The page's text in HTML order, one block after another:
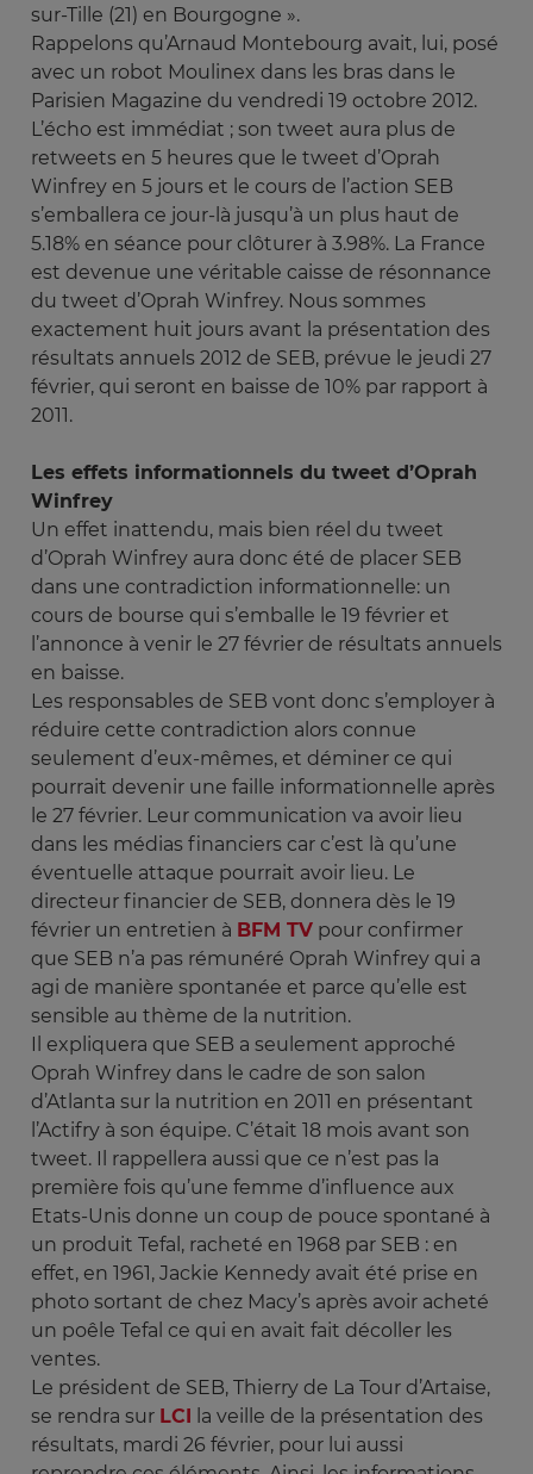
sur-Tille (21) en Bourgogne ».
Rappelons qu’Arnaud Montebourg avait, lui, posé
avec un robot Moulinex dans les bras dans le
Parisien Magazine du vendredi 19 octobre 2012.
L’écho est immédiat ; son tweet aura plus de
retweets en 5 heures que le tweet d’Oprah
Winfrey en 5 jours et le cours de l’action SEB
s’emballera ce jour-là jusqu’à un plus haut de
5.18% en séance pour clôturer à 3.98%. La France
est devenue une véritable caisse de résonnance
du tweet d’Oprah Winfrey. Nous sommes
exactement huit jours avant la présentation des
résultats annuels 2012 de SEB, prévue le jeudi 27
février, qui seront en baisse de 10% par rapport à
2011.
Les effets informationnels du tweet d’Oprah
Winfrey
Un effet inattendu, mais bien réel du tweet
d’Oprah Winfrey aura donc été de placer SEB
dans une contradiction informationnelle: un
cours de bourse qui s’emballe le 19 février et
l’annonce à venir le 27 février de résultats annuels
en baisse.
Les responsables de SEB vont donc s’employer à
réduire cette contradiction alors connue
seulement d’eux-mêmes, et déminer ce qui
pourrait devenir une faille informationnelle après
le 27 février. Leur communication va avoir lieu
dans les médias financiers car c’est là qu’une
éventuelle attaque pourrait avoir lieu. Le
directeur financier de SEB, donnera dès le 19
février un entretien à BFM TV pour confirmer
que SEB n’a pas rémunéré Oprah Winfrey qui a
agi de manière spontanée et parce qu’elle est
sensible au thème de la nutrition.
Il expliquera que SEB a seulement approché
Oprah Winfrey dans le cadre de son salon
d’Atlanta sur la nutrition en 2011 en présentant
l’Actifry à son équipe. C’était 18 mois avant son
tweet. Il rappellera aussi que ce n’est pas la
première fois qu’une femme d’influence aux
Etats-Unis donne un coup de pouce spontané à
un produit Tefal, racheté en 1968 par SEB : en
effet, en 1961, Jackie Kennedy avait été prise en
photo sortant de chez Macy’s après avoir acheté
un poêle Tefal ce qui en avait fait décoller les
ventes.
Le président de SEB, Thierry de La Tour d’Artaise,
se rendra sur LCI
la veille de la présentation des
résultats, mardi 26 février, pour lui aussi